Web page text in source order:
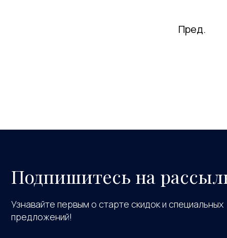
Пред.
Подпишитесь на
Узнавайте первым о старте скидок и специальных
предложений!